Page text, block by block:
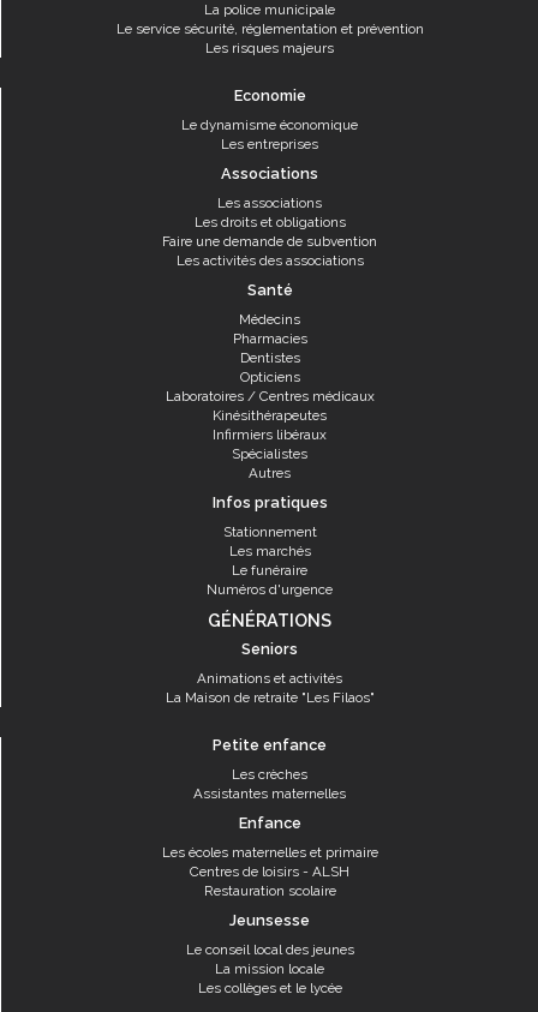
La police municipale
Le service sécurité, réglementation et prévention
Les risques majeurs
Economie
Le dynamisme économique
Les entreprises
Associations
Les associations
Les droits et obligations
Faire une demande de subvention
Les activités des associations
Santé
Médecins
Pharmacies
Dentistes
Opticiens
Laboratoires / Centres médicaux
Kinésithérapeutes
Infirmiers libéraux
Spécialistes
Autres
Infos pratiques
Stationnement
Les marchés
Le funéraire
Numéros d'urgence
GÉNÉRATIONS
Seniors
Animations et activités
La Maison de retraite "Les Filaos"
Petite enfance
Les crèches
Assistantes maternelles
Enfance
Les écoles maternelles et primaire
Centres de loisirs - ALSH
Restauration scolaire
Jeunsesse
Le conseil local des jeunes
La mission locale
Les collèges et le lycée